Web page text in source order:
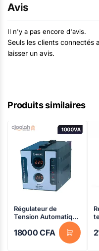
Avis
Il n'y a pas encore d'avis.
Seuls les clients
laisser un avis.
Produits similaires
Régulateur de
Tension Automatique
– Emax – 220V –
1000VA – 02 Mois de
18000CFA